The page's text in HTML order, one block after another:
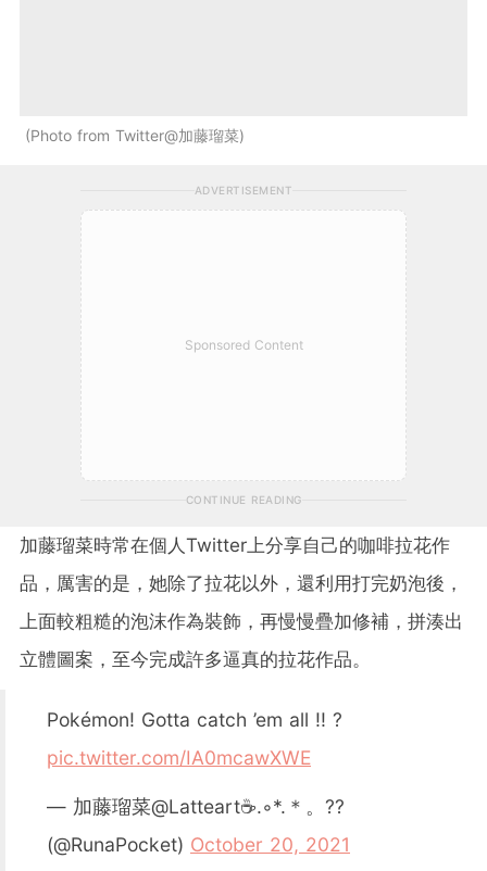
Photo from Twitter@加藤瑠菜
ADVERTISEMENT
Sponsored Content
CONTINUE READING
加藤瑠菜時常在個人Twitter上分享自己的咖啡拉花作
品，厲害的是，她除了拉花以外，還利用打完奶泡後，
上面較粗糙的泡沫作為裝飾，再慢慢疊加修補，拼湊出
立體圖案，至今完成許多逼真的拉花作品。
Pokémon! Gotta catch ’em all !! ?
pic.twitter.com/IA0mcawXWE
— 加藤瑠菜@Latteart☕.◦*.＊。??
(@RunaPocket) October 20, 2021